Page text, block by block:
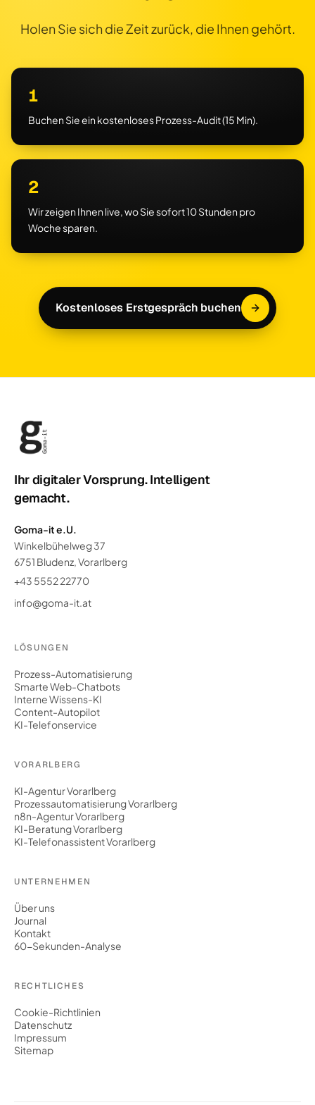
Holen Sie sich die Zeit zurück, die Ihnen gehört.
1
Buchen Sie ein kostenloses Prozess-Audit (15 Min).
2
Wir zeigen Ihnen live, wo Sie sofort 10 Stunden pro
Woche sparen.
Kostenloses Erstgespräch buchen
Ihr digitaler Vorsprung. Intelligent
gemacht.
Goma-it e.U.
Winkelbühelweg 37
6751 Bludenz, Vorarlberg
+43 5552 22770
info@goma-it.at
LÖSUNGEN
Prozess-Automatisierung
Smarte Web-Chatbots
Interne Wissens-KI
Content-Autopilot
KI-Telefonservice
VORARLBERG
KI-Agentur Vorarlberg
Prozessautomatisierung Vorarlberg
n8n-Agentur Vorarlberg
KI-Beratung Vorarlberg
KI-Telefonassistent Vorarlberg
UNTERNEHMEN
Über uns
Journal
Kontakt
60-Sekunden-Analyse
RECHTLICHES
Cookie-Richtlinien
Datenschutz
Impressum
Sitemap